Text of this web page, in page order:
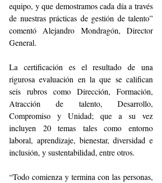
equipo, y que demostramos cada día a través
de nuestras prácticas de gestión de talento”
comentó Alejandro Mondragón, Director
General.
La certificación es el resultado de una
rigurosa evaluación en la que se califican
seis rubros como Dirección, Formación,
Atracción de talento, Desarrollo,
Compromiso y Unidad; que a su vez
incluyen 20 temas tales como entorno
laboral, aprendizaje, bienestar, diversidad e
inclusión, y sustentabilidad, entre otros.
“Todo comienza y termina con las personas,